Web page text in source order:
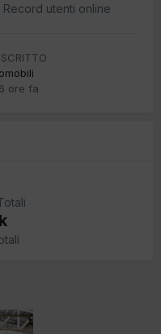
Record utenti online
ore fa